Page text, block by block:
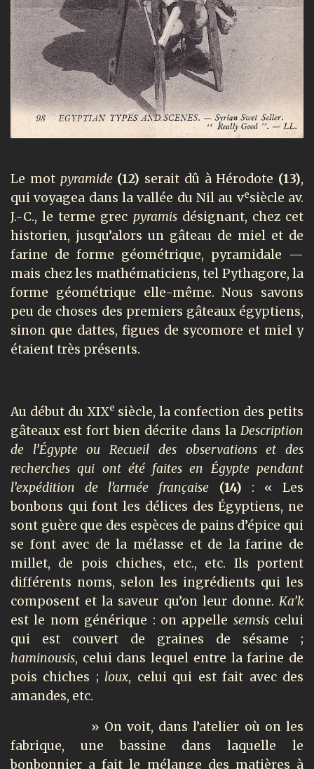
Le mot pyramide (12) serait dû à Hérodote (13),
qui voyagea dans la vallée du Nil au vesiècle av.
J.-C., le terme grec pyramis désignant, chez cet
historien, jusqu’alors un gâteau de miel et de
farine de forme géométrique, pyramidale —
mais chez les mathématiciens, tel Pythagore, la
forme géométrique elle-même. Nous savons
peu de choses des premiers gâteaux égyptiens,
sinon que dattes, figues de sycomore et miel y
étaient très présents.
Au début du XIXe siècle, la confection des petits
gâteaux est fort bien décrite dans la Description
de l’Égypte ou Recueil des observations et des
recherches qui ont été faites en Égypte pendant
l’expédition de l’armée française (14) : « Les
bonbons qui font les délices des Égyptiens, ne
sont guère que des espèces de pains d’épice qui
se font avec de la mélasse et de la farine de
millet, de pois chiches, etc., etc. Ils portent
différents noms, selon les ingrédients qui les
composent et la saveur qu’on leur donne. Ka’k
est le nom générique : on appelle semsis celui
qui est couvert de graines de sésame ;
haminousis, celui dans lequel entre la farine de
pois chiches ; loux, celui qui est fait avec des
amandes, etc.
» On voit, dans l’atelier où on les
fabrique, une bassine dans laquelle le
bonbonnier a fait le mélange des matières à